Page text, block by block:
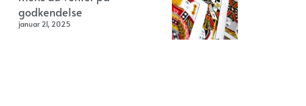
godkendelse
januar 21, 2025